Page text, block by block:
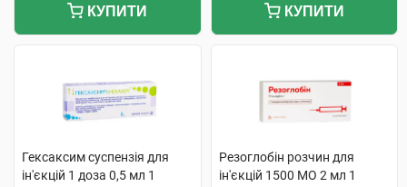
КУПИТИ КУПИТИ
Гексаксим суспензія для
ін'єкцій 1 доза 0,5 мл 1
Резоглобін розчин для
ін'єкцій 1500 МО 2 мл 1